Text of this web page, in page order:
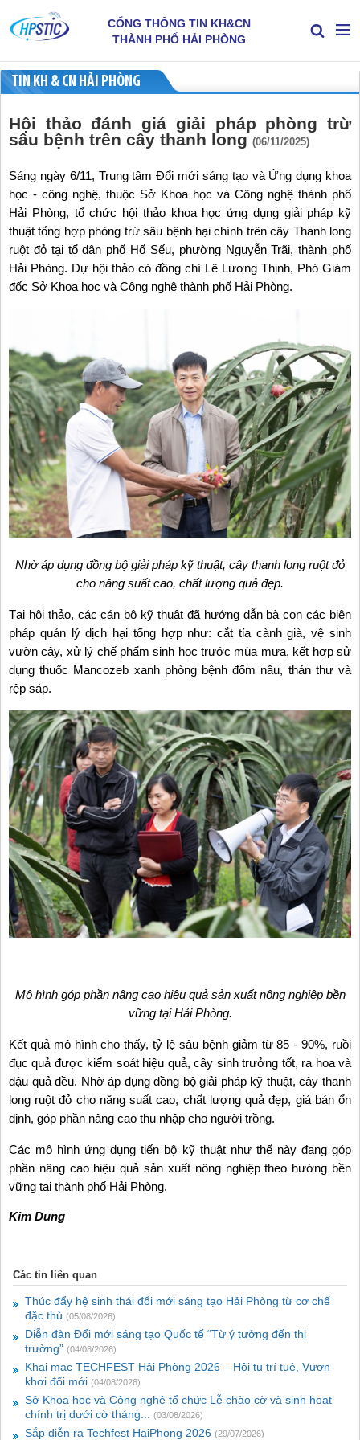
CỔNG THÔNG TIN KH&CN
THÀNH PHỐ HẢI PHÒNG
TIN KH & CN HẢI PHÒNG
Hội thảo đánh giá giải pháp phòng trừ
sâu bệnh trên cây thanh long (06/11/2025)
Sáng ngày 6/11, Trung tâm Đổi mới sáng tạo và Ứng dụng khoa
học - công nghệ, thuộc Sở Khoa học và Công nghệ thành phố
Hải Phòng, tổ chức hội thảo khoa học ứng dụng giải pháp kỹ
thuật tổng hợp phòng trừ sâu bệnh hại chính trên cây Thanh long
ruột đỏ tại tổ dân phố Hố Sếu, phường Nguyễn Trãi, thành phố
Hải Phòng. Dự hội thảo có đồng chí Lê Lương Thịnh, Phó Giám
đốc Sở Khoa học và Công nghệ thành phố Hải Phòng.
Nhờ áp dụng đồng bộ giải pháp kỹ thuật, cây thanh long ruột đỏ
cho năng suất cao, chất lượng quả đẹp.
Tại hội thảo, các cán bộ kỹ thuật đã hướng dẫn bà con các biện
pháp quản lý dịch hại tổng hợp như: cắt tỉa cành già, vệ sinh
vườn cây, xử lý chế phẩm sinh học trước mùa mưa, kết hợp sử
dụng thuốc Mancozeb xanh phòng bệnh đốm nâu, thán thư và
rệp sáp.
Mô hình góp phần nâng cao hiệu quả sản xuất nông nghiệp bền
vững tại Hải Phòng.
Kết quả mô hình cho thấy, tỷ lệ sâu bệnh giảm từ 85 - 90%, ruồi
đục quả được kiểm soát hiệu quả, cây sinh trưởng tốt, ra hoa và
đậu quả đều. Nhờ áp dụng đồng bộ giải pháp kỹ thuật, cây thanh
long ruột đỏ cho năng suất cao, chất lượng quả đẹp, giá bán ổn
định, góp phần nâng cao thu nhập cho người trồng.
Các mô hình ứng dụng tiến bộ kỹ thuật như thế này đang góp
phần nâng cao hiệu quả sản xuất nông nghiệp theo hướng bền
vững tại thành phố Hải Phòng.
Kim Dung
Các tin liên quan
Thúc đẩy hệ sinh thái đổi mới sáng tạo Hải Phòng từ cơ chế
đặc thù (05/08/2026)
Diễn đàn Đổi mới sáng tạo Quốc tế “Từ ý tưởng đến thị
trường” (04/08/2026)
Khai mạc TECHFEST Hải Phòng 2026 – Hội tụ trí tuệ, Vươn
khơi đổi mới (04/08/2026)
Sở Khoa học và Công nghệ tổ chức Lễ chào cờ và sinh hoạt
chính trị dưới cờ tháng... (03/08/2026)
Sắp diễn ra Techfest HaiPhong 2026 (29/07/2026)